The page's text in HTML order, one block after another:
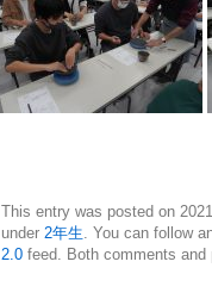
This entry was posted on
under 2年生. You can follow
2.0 feed. Both comments